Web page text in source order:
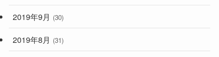
2019年9月 (30)
2019年8月 (31)